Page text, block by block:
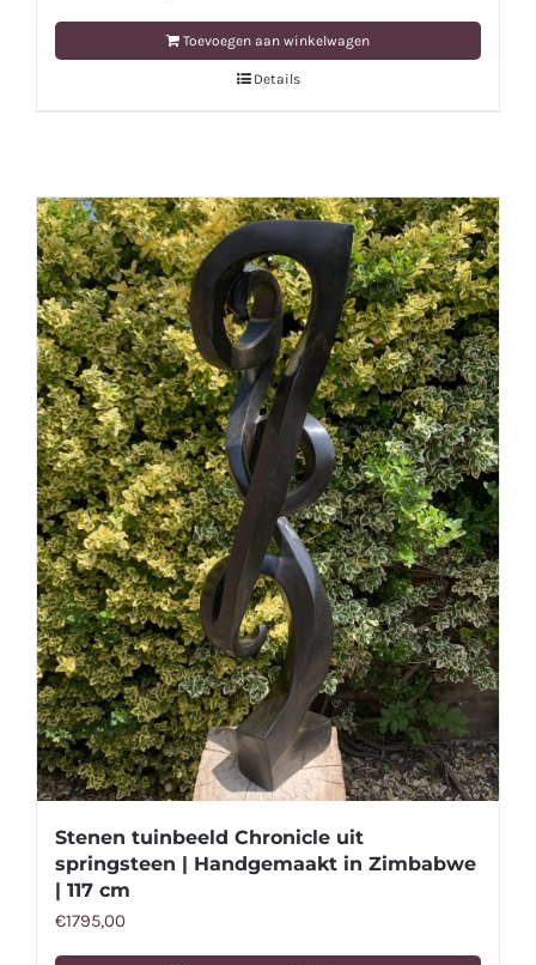
prijs
prijs
is:
€350,00.
Toevoegen aan winkelwagen
Details
Stenen tuinbeeld Chronicle uit
springsteen | Handgemaakt in Zimbabwe
| 117 cm
€1795,00